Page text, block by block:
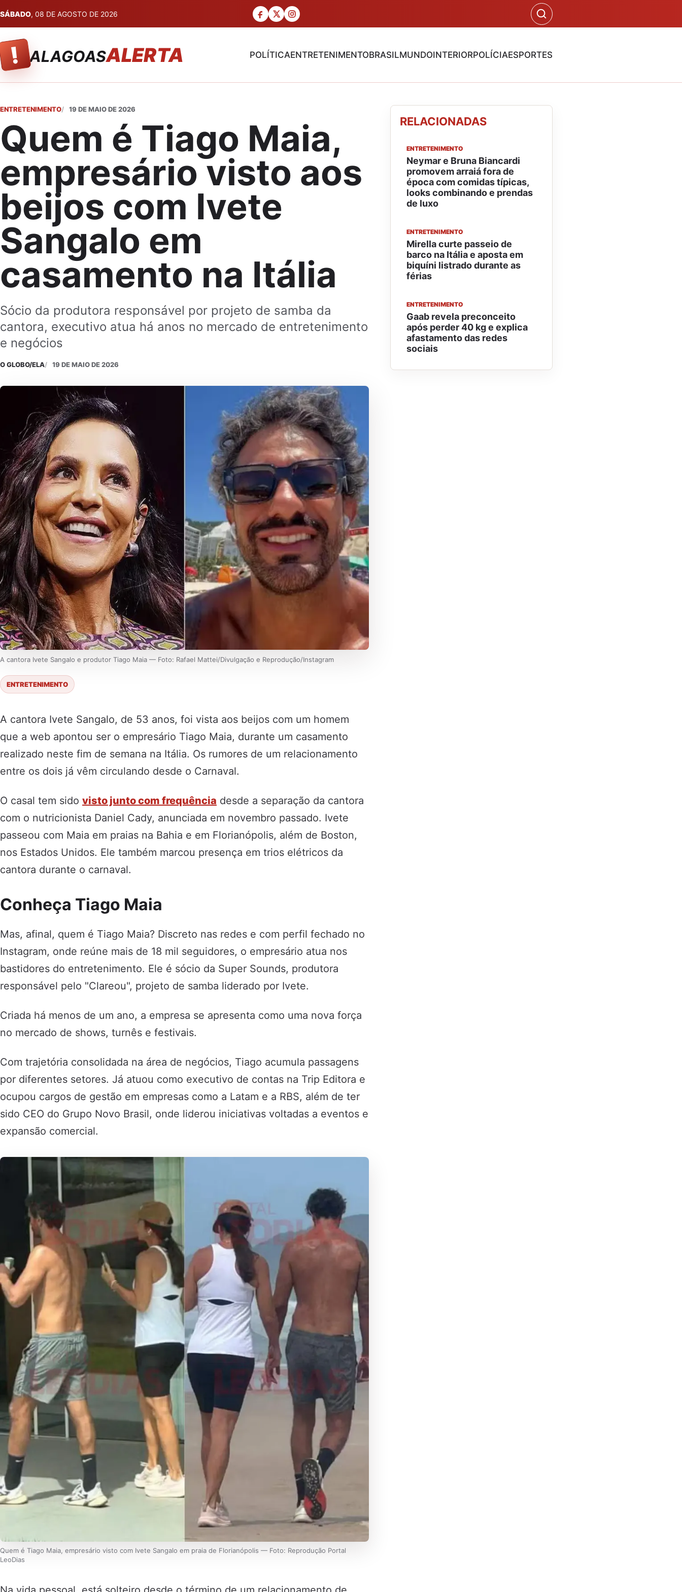
SÁBADO, 08 DE AGOSTO DE 2026
! ALAGOASALERTA POLÍTICAENTRETENIMENTOBRASILMUNDOINTERIORPOLÍCIAESPORTES
ENTRETENIMENTO 19 DE MAIO DE 2026
Quem é Tiago Maia,
empresário visto aos
beijos com Ivete
Sangalo em
casamento na Itália
Sócio da produtora responsável por projeto de samba da
cantora, executivo atua há anos no mercado de entretenimento
e negócios
O GLOBO/ELA 19 DE MAIO DE 2026
A cantora Ivete Sangalo e produtor Tiago Maia — Foto: Rafael Mattei/Divulgação e Reprodução/Instagram
ENTRETENIMENTO
A cantora Ivete Sangalo, de 53 anos, foi vista aos beijos com um homem
que a web apontou ser o empresário Tiago Maia, durante um casamento
realizado neste fim de semana na Itália. Os rumores de um relacionamento
entre os dois já vêm circulando desde o Carnaval.
O casal tem sido visto junto com frequência desde a separação da cantora
com o nutricionista Daniel Cady, anunciada em novembro passado. Ivete
passeou com Maia em praias na Bahia e em Florianópolis, além de Boston,
nos Estados Unidos. Ele também marcou presença em trios elétricos da
cantora durante o carnaval.
Conheça Tiago Maia
Mas, afinal, quem é Tiago Maia? Discreto nas redes e com perfil fechado no
Instagram, onde reúne mais de 18 mil seguidores, o empresário atua nos
bastidores do entretenimento. Ele é sócio da Super Sounds, produtora
responsável pelo "Clareou", projeto de samba liderado por Ivete.
Criada há menos de um ano, a empresa se apresenta como uma nova força
no mercado de shows, turnês e festivais.
Com trajetória consolidada na área de negócios, Tiago acumula passagens
por diferentes setores. Já atuou como executivo de contas na Trip Editora e
ocupou cargos de gestão em empresas como a Latam e a RBS, além de ter
sido CEO do Grupo Novo Brasil, onde liderou iniciativas voltadas a eventos e
expansão comercial.
Quem é Tiago Maia, empresário visto com Ivete Sangalo em praia de Florianópolis — Foto: Reprodução Portal
LeoDias
RELACIONADAS
ENTRETENIMENTO
Neymar e Bruna Biancardi
promovem arraiá fora de
época com comidas típicas,
looks combinando e prendas
de luxo
ENTRETENIMENTO
Mirella curte passeio de
barco na Itália e aposta em
biquíni listrado durante as
férias
ENTRETENIMENTO
Gaab revela preconceito
após perder 40 kg e explica
afastamento das redes
sociais